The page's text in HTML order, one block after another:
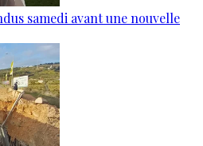
samedi avant une nouvelle